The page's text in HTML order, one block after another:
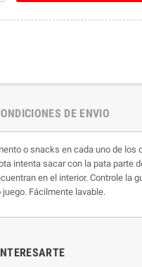
DE ENVIO
o snacks en cada uno de los
intenta sacar con la pata parte
en el interior. Controle la
Fácilmente lavable.